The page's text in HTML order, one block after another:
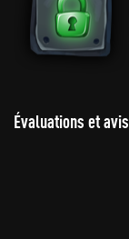
Évaluations et avis